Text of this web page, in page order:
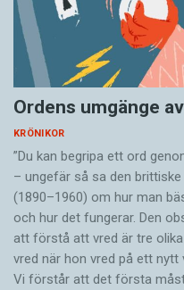
Ordens umgänge
KRÖNIKOR
”Du kan begripa ett ord
– ungefär så sa den
(1890–1960) om hur man
och hur det fungerar. Den
att förstå att vred är tre
vred när hon vred på ett
Vi förstår att det första